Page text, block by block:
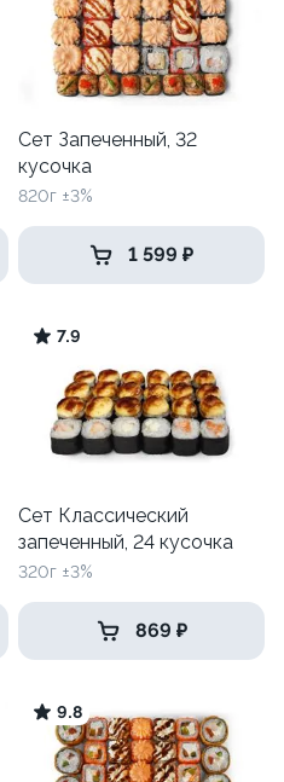
Сет Запеченный, 32
кусочка
820г ±3%
1 599 ₽
7.9
Сет Классический
запеченный, 24 кусочка
320г ±3%
869 ₽
9.8